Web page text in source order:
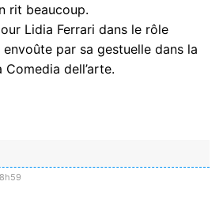
rit beaucoup.
Lidia Ferrari dans le rôle
envoûte par sa gestuelle dans la
dell’arte.